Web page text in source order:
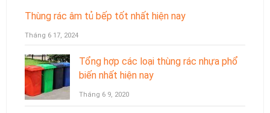
Thùng rác âm tủ bếp tốt nhất hiện nay
Tháng 6 17, 2024
Tổng hợp các loại thùng rác nhựa phổ
biến nhất hiện nay
Tháng 6 9, 2020